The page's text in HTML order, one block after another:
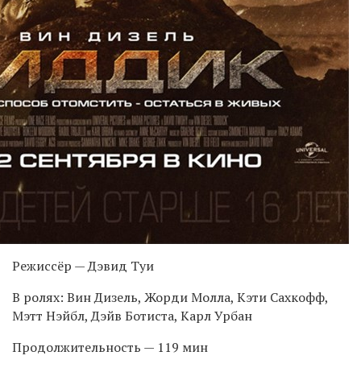
Режиссёр — Дэвид Туи
В ролях: Вин Дизель, Жорди Молла, Кэти Сахкофф,
Мэтт Нэйбл, Дэйв Ботиста, Карл Урбан
Продолжительность — 119 мин